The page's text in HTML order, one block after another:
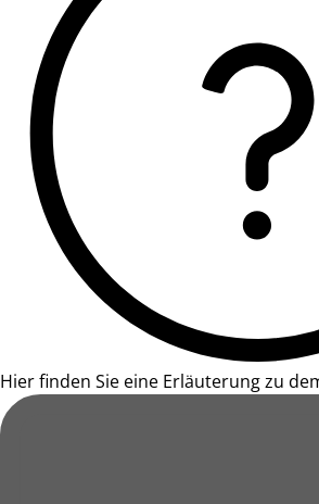
Hier finden Sie eine Erläuterung zu